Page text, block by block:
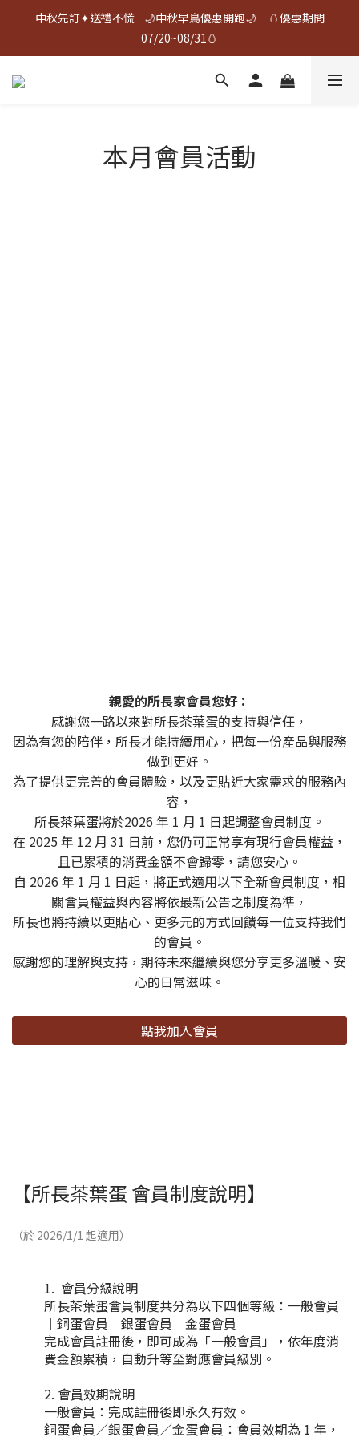
中秋先訂✦送禮不慌    🌙中秋早鳥優惠開跑🌙     🥚優惠期間
07/20~08/31🥚
中秋先訂✦送禮不慌    🌙中秋早鳥優惠開跑🌙     🥚優惠期間
07/20~08/31🥚
🎉 ❰ 夯蛋白 | 烤蛋白 ❱ 榮獲2026年新味食潮金質獎 🎉
07/20~08/31🥚
本月會員活動
親愛的所長家會員您好：
感謝您一路以來對所長茶葉蛋的支持與信任，
因為有您的陪伴，所長才能持續用心，把每一份產品與服務
做到更好。
為了提供更完善的會員體驗，以及更貼近大家需求的服務內
容，
所長茶葉蛋將於2026 年 1 月 1 日起調整會員制度。
在 2025 年 12 月 31 日前，您仍可正常享有現行會員權益，
且已累積的消費金額不會歸零，請您安心。
自 2026 年 1 月 1 日起，將正式適用以下全新會員制度，相
關會員權益與內容將依最新公告之制度為準，
所長也將持續以更貼心、更多元的方式回饋每一位支持我們
的會員。
感謝您的理解與支持，期待未來繼續與您分享更多溫暖、安
心的日常滋味。
點我加入會員
【所長茶葉蛋 會員制度說明】
（於 2026/1/1 起適用）
會員分級說明
所長茶葉蛋會員制度共分為以下四個等級：一般會員
｜銅蛋會員｜銀蛋會員｜金蛋會員
完成會員註冊後，即可成為「一般會員」，依年度消
費金額累積，自動升等至對應會員級別。
會員效期說明
一般會員：完成註冊後即永久有效。
銅蛋會員／銀蛋會員／金蛋會員：會員效期為 1 年，